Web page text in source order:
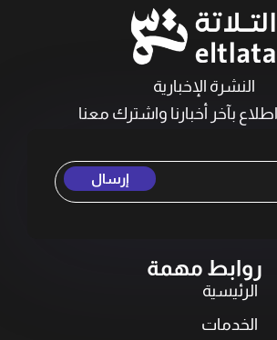
النشرة الإخبارية
بآخر أخبارنا واشترك معنا
إرسال
روابط مهمة
الرئيسية
الخدمات